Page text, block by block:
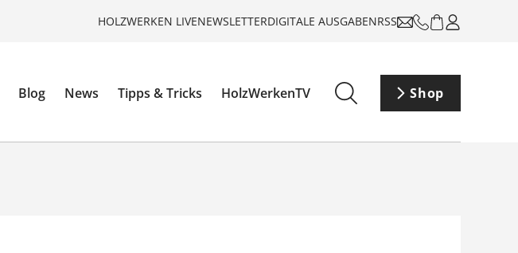
HOLZWERKEN LIVENEWSLETTERDIGITALE AUSGABENRSS
Blog News Tipps & Tricks HolzWerkenTV Shop